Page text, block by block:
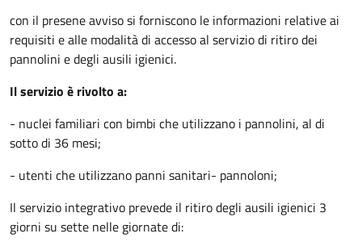
con il presene avviso si forniscono le informazioni relative ai
requisiti e alle modalità di accesso al servizio di ritiro dei
pannolini e degli ausili igienici.
Il servizio è rivolto a:
- nuclei familiari con bimbi che utilizzano i pannolini, al di
sotto di 36 mesi;
- utenti che utilizzano panni sanitari- pannoloni;
Il servizio integrativo prevede il ritiro degli ausili igienici 3
giorni su sette nelle giornate di: